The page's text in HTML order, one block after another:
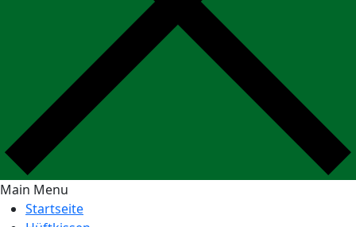
Main Menu
Startseite